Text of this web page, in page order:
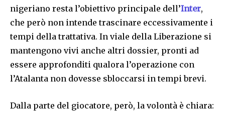
nigeriano resta l’obiettivo principale dell’Inter,
che però non intende trascinare eccessivamente i
tempi della trattativa. In viale della Liberazione si
mantengono vivi anche altri dossier, pronti ad
essere approfonditi qualora l’operazione con
l’Atalanta non dovesse sbloccarsi in tempi brevi.
Dalla parte del giocatore, però, la volontà è chiara: